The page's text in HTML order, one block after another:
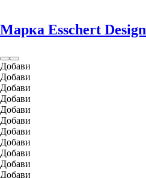
Марка Esschert Design
Добави
Добави
Добави
Добави
Добави
Добави
Добави
Добави
Добави
Добави
Добави